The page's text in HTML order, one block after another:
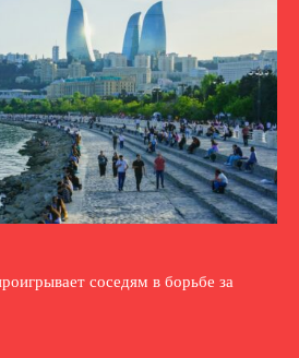
соседям в борьбе за